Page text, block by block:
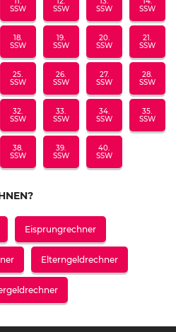
SSW
SSW
SSW
SSW
18.
SSW
19.
SSW
20.
SSW
21.
SSW
25.
SSW
26.
SSW
27.
SSW
28.
SSW
32.
SSW
33.
SSW
34.
SSW
35.
SSW
38.
SSW
39.
SSW
40.
SSW
Eisprungrechner
Elterngeldrechner